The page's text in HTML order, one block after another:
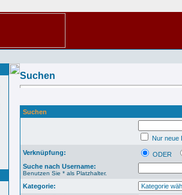
Suchen
Suchen
Nur neue
Verknüpfung:
ODER
Suche nach Username:
Benutzen Sie * als Platzhalter.
Kategorie: